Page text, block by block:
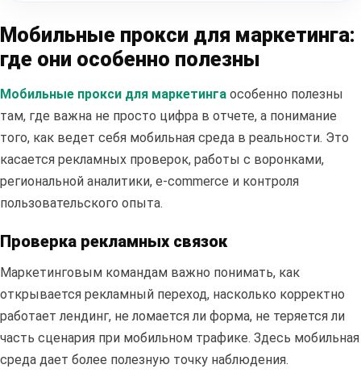
Мобильные прокси для маркетинга:
где они особенно полезны
Мобильные прокси для маркетинга особенно полезны
там, где важна не просто цифра в отчете, а понимание
того, как ведет себя мобильная среда в реальности. Это
касается рекламных проверок, работы с воронками,
региональной аналитики, e-commerce и контроля
пользовательского опыта.
Проверка рекламных связок
Маркетинговым командам важно понимать, как
открывается рекламный переход, насколько корректно
работает лендинг, не ломается ли форма, не теряется ли
часть сценария при мобильном трафике. Здесь мобильная
среда дает более полезную точку наблюдения.